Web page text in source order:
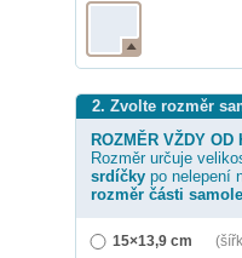
2. Zvolte rozměr
ROZMĚR VŽDY OD
Rozměr určuje
srdíčky po nelepení
rozměr části
15×13,9 cm